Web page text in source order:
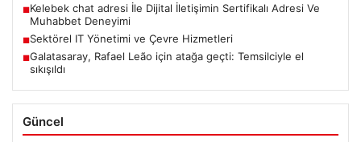
■Kelebek chat adresi İle Dijital İletişimin Sertifikalı Adresi Ve
Muhabbet Deneyimi
■Sektörel IT Yönetimi ve Çevre Hizmetleri
■Galatasaray, Rafael Leão için atağa geçti: Temsilciyle el
sıkışıldı
Güncel